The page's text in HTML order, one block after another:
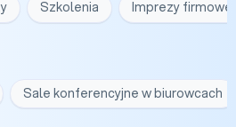
Szkolenia Imprezy firmowe
Sale konferencyjne w biurowcach